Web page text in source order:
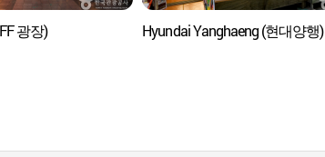
광장) Hyundai Yanghaeng (현대양행)